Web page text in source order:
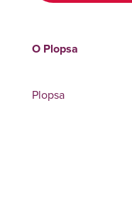
O Plopsa
Plopsa